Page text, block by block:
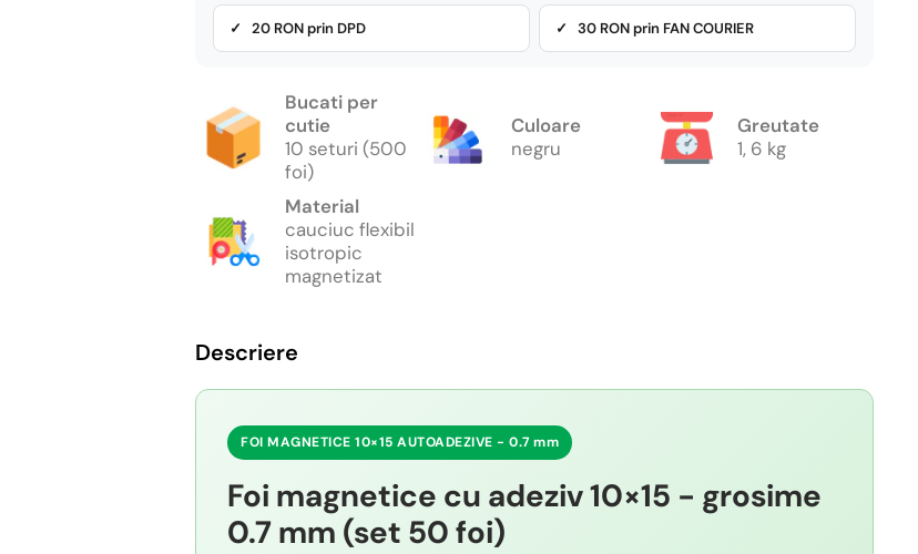
✓ 20 RON prin DPD ✓ 30 RON prin FAN COURIER
Bucati per
cutie
10 seturi (500
foi)
Culoare
negru
Greutate
1, 6 kg
Material
cauciuc flexibil
isotropic
magnetizat
Descriere
FOI MAGNETICE 10×15 AUTOADEZIVE - 0.7 mm
Foi magnetice cu adeziv 10×15 - grosime
0.7 mm (set 50 foi)